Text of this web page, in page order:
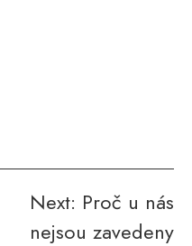
Next: Proč u nás
nejsou zavedeny